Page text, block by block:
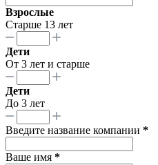
Взрослые
Старше 13 лет
Дети
От 3 лет и старше
Дети
До 3 лет
Введите название компании *
Ваше имя *